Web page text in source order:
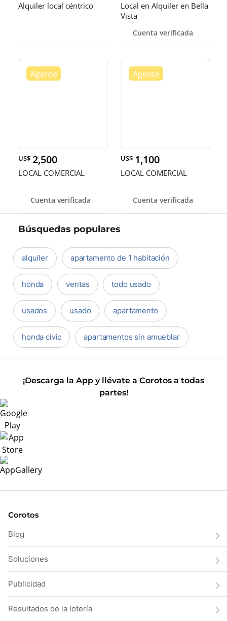
Alquiler local céntrico
Local en Alquiler en Bella
Vista
Cuenta verificada
US$ 2,500
LOCAL COMERCIAL
Cuenta verificada
US$ 1,100
LOCAL COMERCIAL
Cuenta verificada
Búsquedas populares
alquiler apartamento de 1 habitación
honda ventas todo usado
usados usado apartamento
honda civic apartamentos sin amueblar
¡Descarga la App y llévate a Corotos a todas
partes!
Corotos
Blog
Soluciones
Publicidad
Resultados de la lotería